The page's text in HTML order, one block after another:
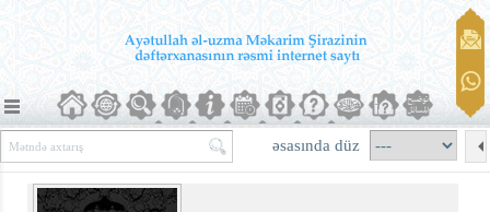
əsasında düz